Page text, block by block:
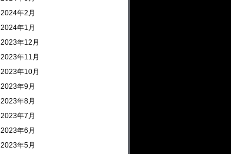
2024年2月
2024年1月
2023年12月
2023年11月
2023年10月
2023年9月
2023年8月
2023年7月
2023年6月
2023年5月